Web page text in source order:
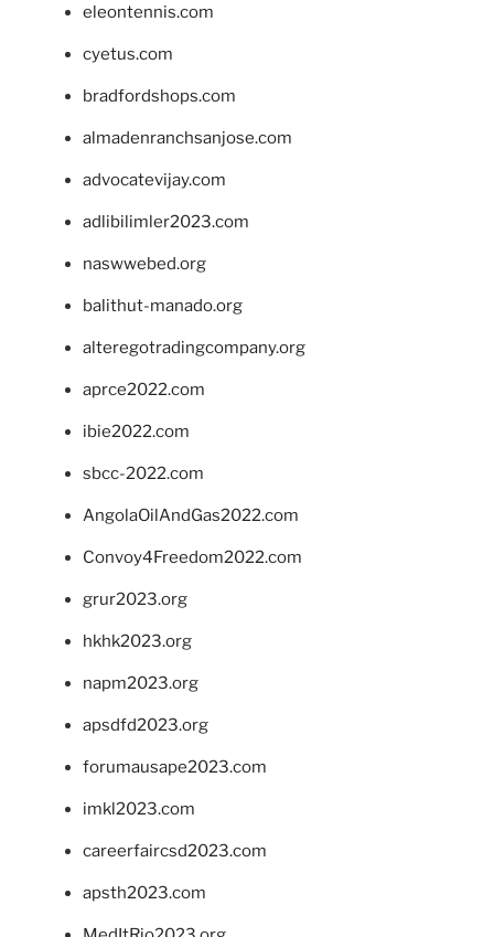
eleontennis.com
cyetus.com
bradfordshops.com
almadenranchsanjose.com
advocatevijay.com
adlibilimler2023.com
naswwebed.org
balithut-manado.org
alteregotradingcompany.org
aprce2022.com
ibie2022.com
sbcc-2022.com
AngolaOilAndGas2022.com
Convoy4Freedom2022.com
grur2023.org
hkhk2023.org
napm2023.org
apsdfd2023.org
forumausape2023.com
imkl2023.com
careerfaircsd2023.com
apsth2023.com